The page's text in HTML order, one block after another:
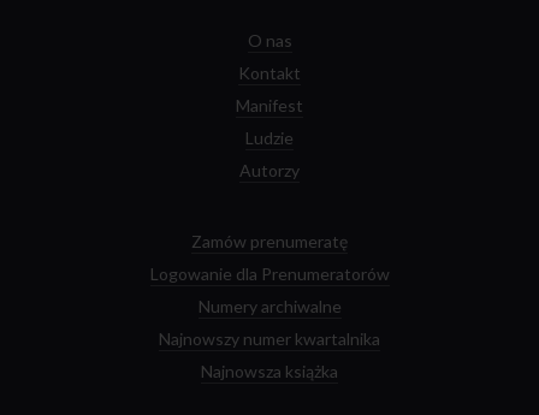
O nas
Kontakt
Manifest
Ludzie
Autorzy
Zamów prenumeratę
Logowanie dla Prenumeratorów
Numery archiwalne
Najnowszy numer kwartalnika
Najnowsza książka